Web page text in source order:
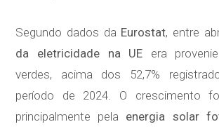
Segundo dados da Eurostat, entre
da eletricidade na UE era
verdes, acima dos 52,7%
período de 2024. O crescimento
principalmente pela energia solar